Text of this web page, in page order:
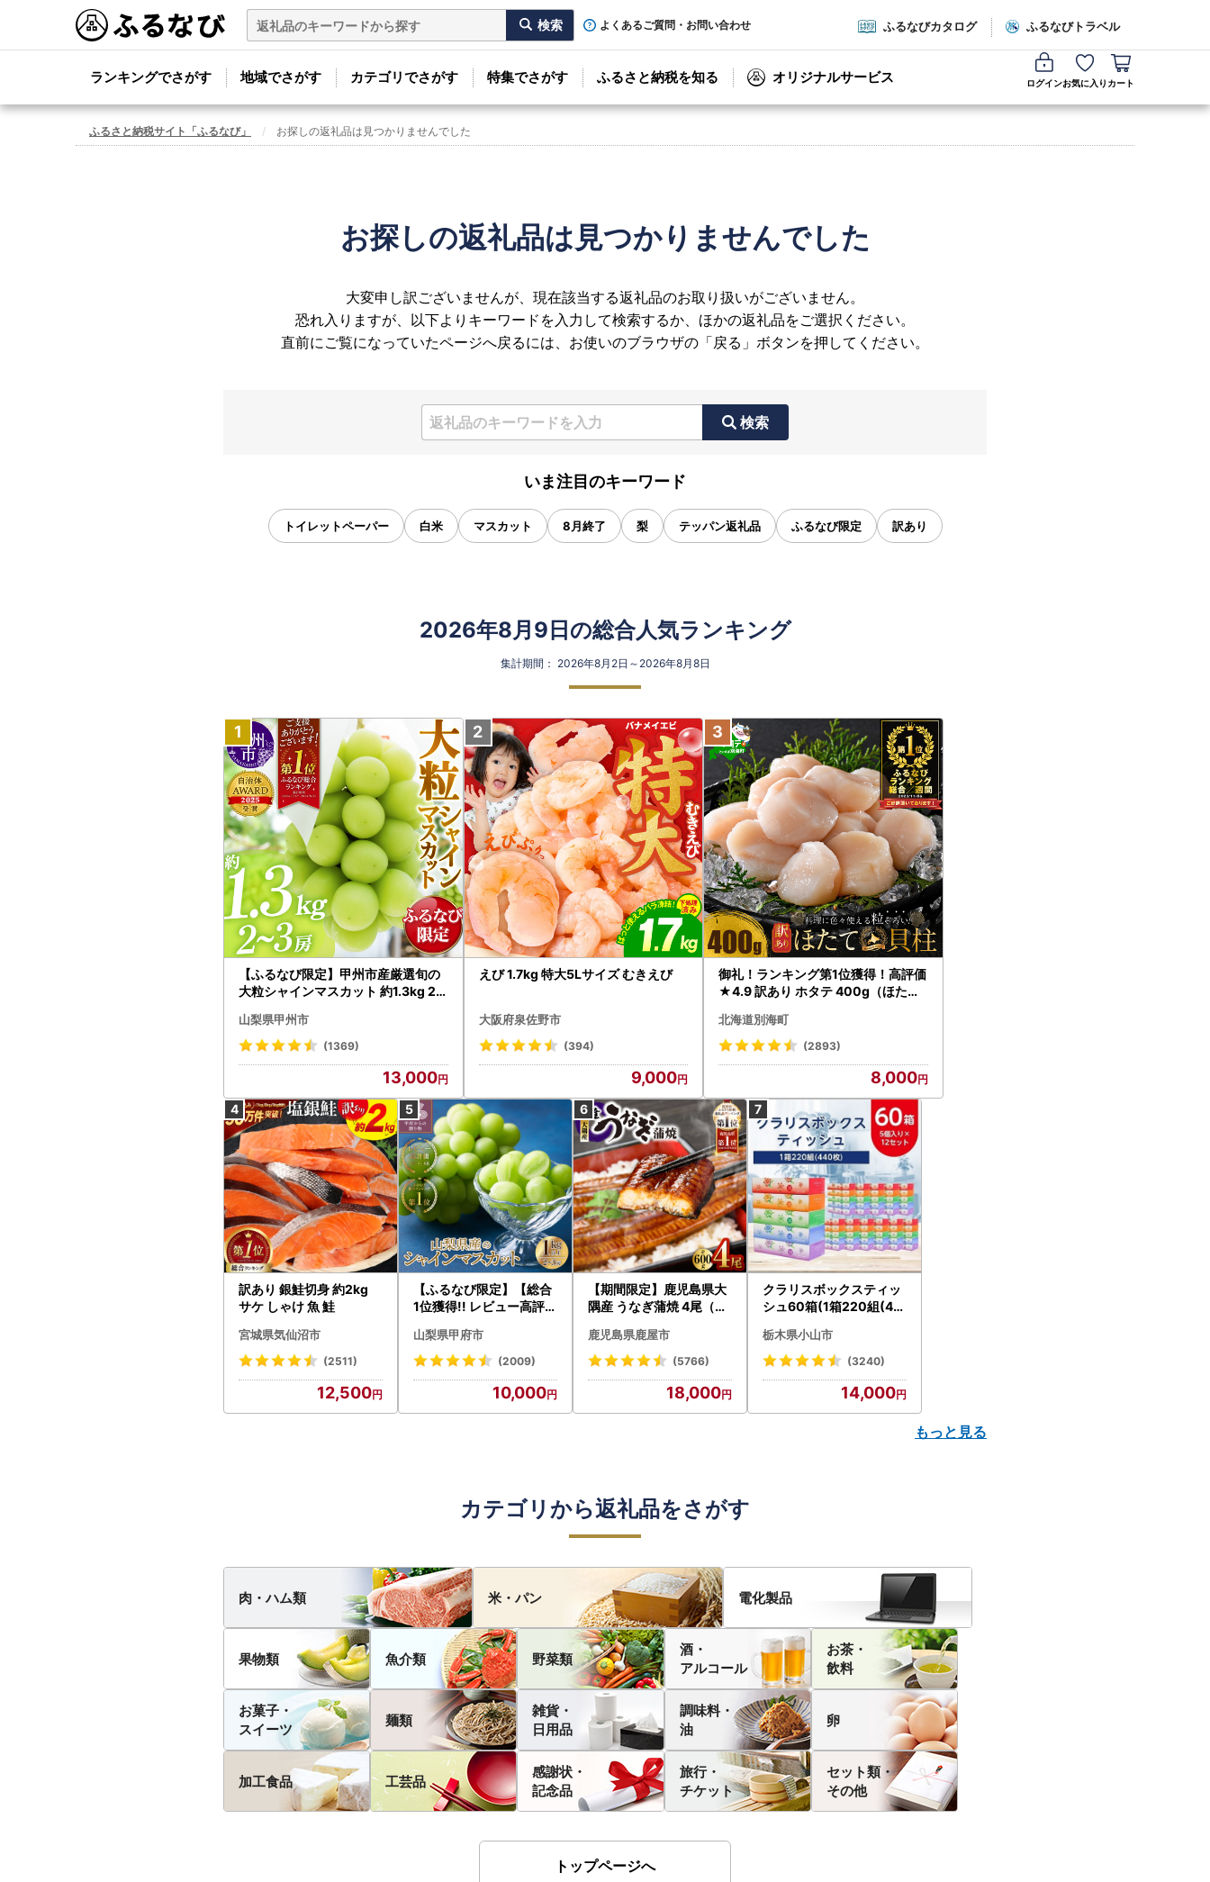
よくあるご質問・お問い合わせ ふるなびカタログ ふるなびトラベル
ランキングでさがす 地域でさがす カテゴリでさがす 特集でさがす ふるさと納税を知る オリジナルサービス ログインお気に入り カート
ふるさと納税サイト「ふるなび」 お探しの返礼品は見つかりませんでした
お探しの返礼品は見つかりませんでした
大変申し訳ございませんが、現在該当する返礼品のお取り扱いがございません。
恐れ入りますが、以下よりキーワードを入力して検索するか、ほかの返礼品をご選択ください。
直前にご覧になっていたページへ戻るには、お使いのブラウザの「戻る」ボタンを押してください。
検索
いま注目のキーワード
トイレットペーパー 白米 マスカット 8月終了 梨 テッパン返礼品 ふるなび限定 訳あり
2026年8月9日の総合人気ランキング
集計期間： 2026年8月2日～2026年8月8日
【ふるなび限定】甲州市産厳選旬の
大粒シャインマスカット 約1.3kg 2
472 FN-Limited-VO シャインマス
カット フルーツ
山梨県甲州市
(1369)
13,000
えび 1.7kg 特大5Lサイズ むきえび
大阪府泉佐野市
(394)
9,000
御礼！ランキング第1位獲得！高評価
★4.9 訳あり ホタテ 400g（ほたて
北海道別海町
(2893)
8,000
訳あり 銀鮭切身 約2kg
サケ しゃけ 魚 鮭
宮城県気仙沼市
(2511)
12,500
【ふるなび限定】【総合
1位獲得!! レビュー高評価
〉山梨県産 シャインマス
カット 2～3房（1.0kg以
N-Limited-SP
山梨県甲府市
(2009)
10,000
【期間限定】鹿児島県大
隅産 うなぎ蒲焼 4尾（60
cp18 うなぎ 鰻 魚 惣菜 総
菜
鹿児島県鹿屋市
(5766)
18,000
クラリスボックスティッ
シュ60箱(1箱220組(44
ト)【配送不可地域：離島
・沖縄県】【1256759】
栃木県小山市
(3240)
14,000
もっと見る
カテゴリから返礼品をさがす
肉・ハム類 米・パン 電化製品
果物類 魚介類 野菜類
酒・
アルコール
お茶・
飲料
お菓子・
スイーツ
麺類
雑貨・
日用品
調味料・
油
卵
加工食品 工芸品
感謝状・
記念品
旅行・
チケット
セット類・
その他
トップページへ